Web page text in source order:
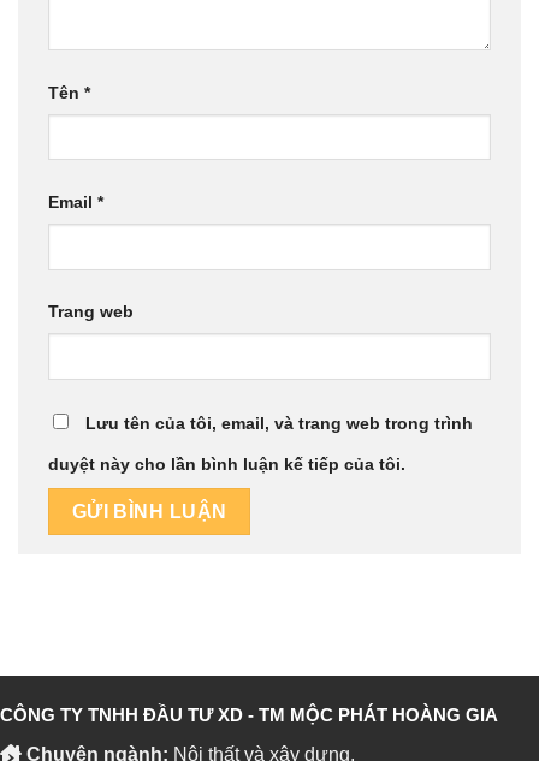
Tên *
Email *
Trang web
Lưu tên của tôi, email, và trang web trong trình
duyệt này cho lần bình luận kế tiếp của tôi.
CÔNG TY TNHH ĐẦU TƯ XD - TM MỘC PHÁT HOÀNG GIA
Chuyên ngành: Nội thất và xây dựng.